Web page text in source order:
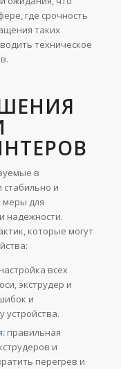
где срочность
таких
техническое
в
и
меры для
надежности.
которые могут
всех
экструдер и
и
устройства.
правильная
и
перегрев и